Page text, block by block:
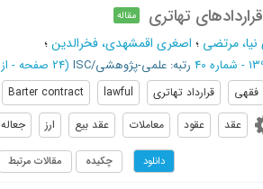
تهاتری مقاله
نیا، مرتضی ؛ اصغری اقمشهدی، فخرالدین؛
رتبه: علمی-پژوهشی/ISC (‎24 صفحه - از 51 تا 74
فقهی قرارداد تهاتری lawful
Barter contract
عقد عقود معاملات عقد بیع ارز جعاله
دانلود چکیده مقالات مرتبط